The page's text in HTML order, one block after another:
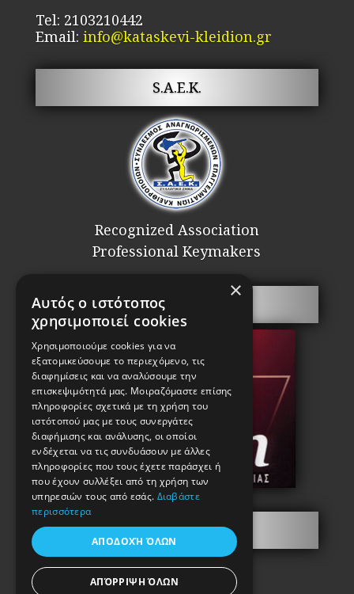
Tel: 2103210442
Email: info@kataskevi-kleidion.gr
S.A.E.K.
Recognized Association
Professional Keymakers
Security doors
Information
×
Αυτός ο ιστότοπος
χρησιμοποιεί cookies
Χρησιμοποιούμε cookies για να
εξατομικεύσουμε το περιεχόμενο, τις
διαφημίσεις και να αναλύσουμε την
επισκεψιμότητά μας. Μοιραζόμαστε επίσης
πληροφορίες σχετικά με τη χρήση του
ιστότοπού μας με τους συνεργάτες
διαφήμισης και ανάλυσης, οι οποίοι
ενδέχεται να τις συνδυάσουν με άλλες
πληροφορίες που τους έχετε παράσχει ή
που έχουν συλλέξει από τη χρήση των
υπηρεσιών τους από εσάς. Διαβάστε
περισσότερα
ΑΠΟΔΟΧΉ ΌΛΩΝ
ΑΠΌΡΡΙΨΗ ΌΛΩΝ